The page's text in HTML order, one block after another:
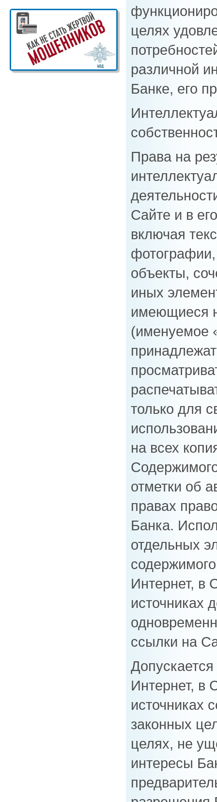
целях
различной
Банке, его
Права на
Сайте и в
включая
объекты,
иных
имеющиеся
(именуемое
только для
на всех
отметки об
правах
Банка.
отдельных
Интернет,
источниках
ссылки на
Интернет,
источниках
законных
целях, не
интересы